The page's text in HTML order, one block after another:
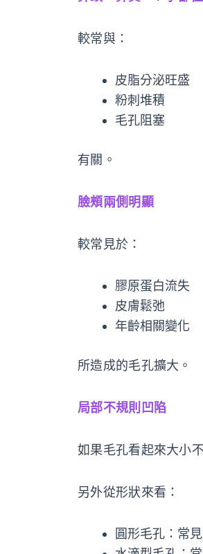
較常與：
皮脂分泌旺盛
粉刺堆積
毛孔阻塞
有關。
臉頰兩側明顯
較常見於：
膠原蛋白流失
皮膚鬆弛
年齡相關變化
所造成的毛孔擴大。
局部不規則凹陷
如果毛孔看起來大小
另外從形狀來看：
圓形毛孔：常